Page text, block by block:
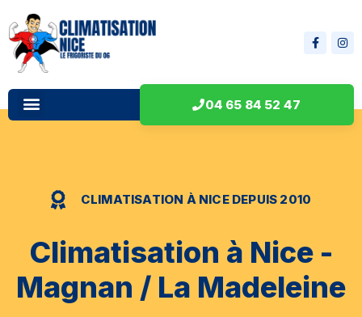
04 65 84 52 47
CLIMATISATION À NICE DEPUIS 2010
Climatisation à Nice -
Magnan / La Madeleine